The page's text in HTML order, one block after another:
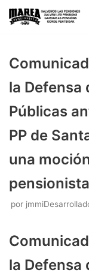
Saltar
la Defensa
Públicas
PP de
una
por
la Defensa